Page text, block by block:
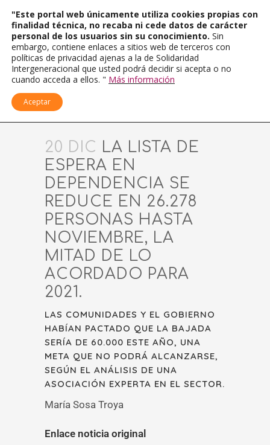
20 DIC LA LISTA DE
ESPERA EN
DEPENDENCIA SE
REDUCE EN 26.278
PERSONAS HASTA
NOVIEMBRE, LA
MITAD DE LO
ACORDADO PARA
2021.
LAS COMUNIDADES Y EL GOBIERNO
HABÍAN PACTADO QUE LA BAJADA
SERÍA DE 60.000 ESTE AÑO, UNA
META QUE NO PODRÁ ALCANZARSE,
SEGÚN EL ANÁLISIS DE UNA
ASOCIACIÓN EXPERTA EN EL SECTOR.
María Sosa Troya
Enlace noticia original
"Este portal web únicamente utiliza cookies propias con
finalidad técnica, no recaba ni cede datos de carácter
personal de los usuarios sin su conocimiento. Sin
embargo, contiene enlaces a sitios web de terceros con
políticas de privacidad ajenas a la de Solidaridad
Intergeneracional que usted podrá decidir si acepta o no
cuando acceda a ellos. " Más información
Aceptar